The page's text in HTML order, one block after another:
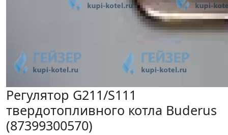
Регулятор G211/S111
твердотопливного котла Buderus
(87399300570)